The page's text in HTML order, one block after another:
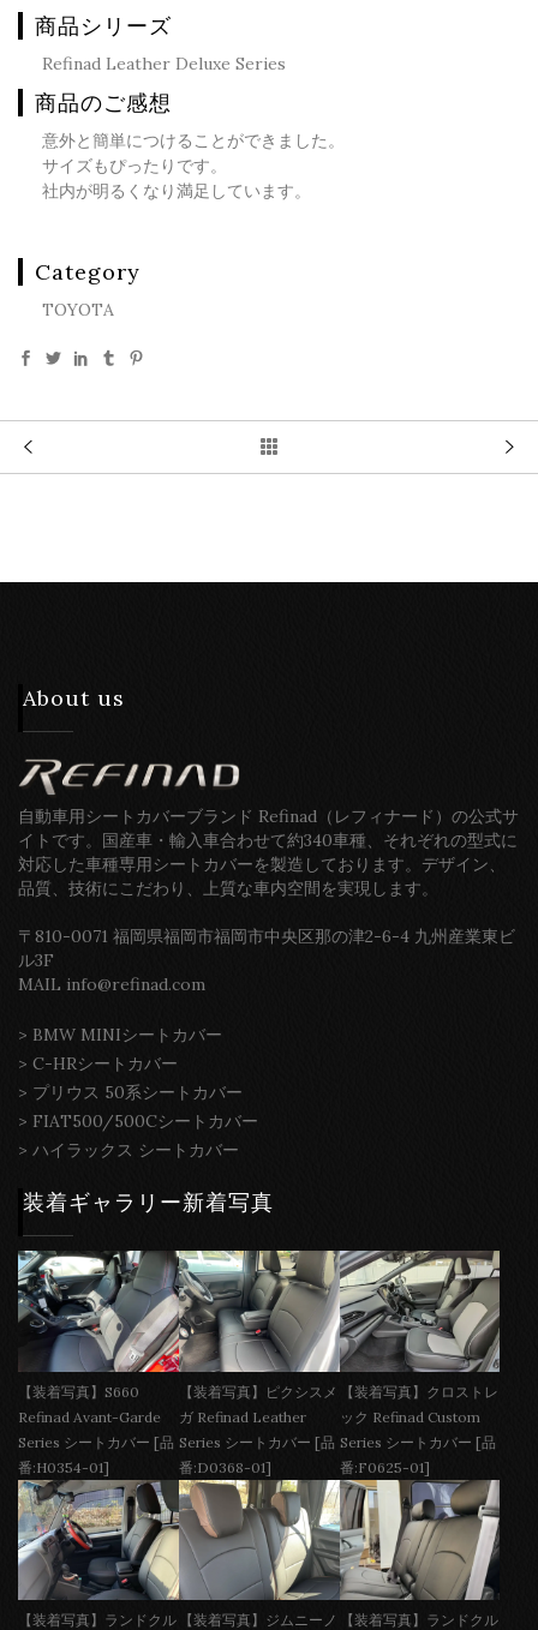
商品シリーズ
Refinad Leather Deluxe Series
商品のご感想
意外と簡単につけることができました。
サイズもぴったりです。
社内が明るくなり満足しています。
Category
TOYOTA
About us
自動車用シートカバーブランド Refinad（レフィナード）の公式サ
イトです。国産車・輸入車合わせて約340車種、それぞれの型式に
対応した車種専用シートカバーを製造しております。デザイン、
品質、技術にこだわり、上質な車内空間を実現します。
〒810-0071 福岡県福岡市福岡市中央区那の津2-6-4 九州産業東ビ
ル3F
MAIL info@refinad.com
> BMW MINIシートカバー
> C-HRシートカバー
> プリウス 50系シートカバー
> FIAT500/500Cシートカバー
> ハイラックス シートカバー
装着ギャラリー新着写真
【装着写真】S660
Refinad Avant-Garde
Series シートカバー [品
番:H0354-01]
【装着写真】ピクシスメ
ガ Refinad Leather
Series シートカバー [品
番:D0368-01]
【装着写真】クロストレ
ック Refinad Custom
Series シートカバー [品
番:F0625-01]
【装着写真】ランドクル
【装着写真】ジムニーノ
【装着写真】ランドクル